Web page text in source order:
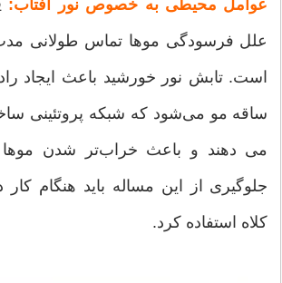
عوامل محیطی به خصوص نور آفتاب:
علل فرسودگی موها تماس طولانی
است. تابش نور خورشید باعث ایجاد
ساقه مو می‌شود که شبکه پروتئینی
می دهند و باعث خراب‌تر شدن موها
جلوگیری از این مساله باید هنگام کار
کلاه استفاده کرد.